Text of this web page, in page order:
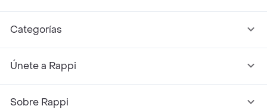
Categorías
Únete a Rappi
Sobre Rappi